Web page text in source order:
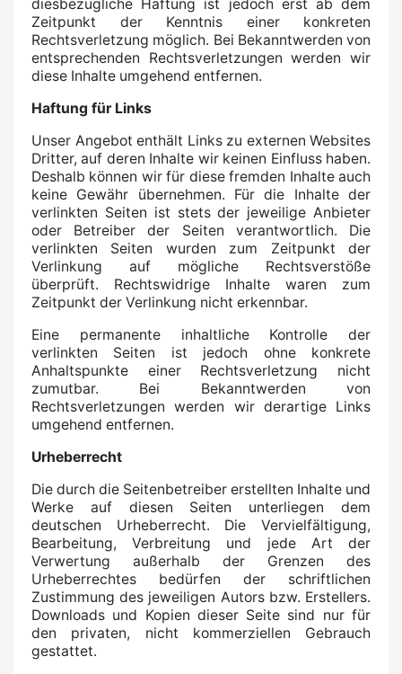
diesbezügliche Haftung ist jedoch erst ab dem
Zeitpunkt der Kenntnis einer konkreten
Rechtsverletzung möglich. Bei Bekanntwerden von
entsprechenden Rechtsverletzungen werden wir
diese Inhalte umgehend entfernen.
Haftung für Links
Unser Angebot enthält Links zu externen Websites
Dritter, auf deren Inhalte wir keinen Einfluss haben.
Deshalb können wir für diese fremden Inhalte auch
keine Gewähr übernehmen. Für die Inhalte der
verlinkten Seiten ist stets der jeweilige Anbieter
oder Betreiber der Seiten verantwortlich. Die
verlinkten Seiten wurden zum Zeitpunkt der
Verlinkung auf mögliche Rechtsverstöße
überprüft. Rechtswidrige Inhalte waren zum
Zeitpunkt der Verlinkung nicht erkennbar.
Eine permanente inhaltliche Kontrolle der
verlinkten Seiten ist jedoch ohne konkrete
Anhaltspunkte einer Rechtsverletzung nicht
zumutbar. Bei Bekanntwerden von
Rechtsverletzungen werden wir derartige Links
umgehend entfernen.
Urheberrecht
Die durch die Seitenbetreiber erstellten Inhalte und
Werke auf diesen Seiten unterliegen dem
deutschen Urheberrecht. Die Vervielfältigung,
Bearbeitung, Verbreitung und jede Art der
Verwertung außerhalb der Grenzen des
Urheberrechtes bedürfen der schriftlichen
Zustimmung des jeweiligen Autors bzw. Erstellers.
Downloads und Kopien dieser Seite sind nur für
den privaten, nicht kommerziellen Gebrauch
gestattet.